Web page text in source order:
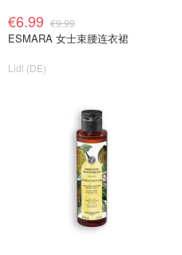
€6.99 €9.99
ESMARA 女士束腰连衣裙
Lidl (DE)